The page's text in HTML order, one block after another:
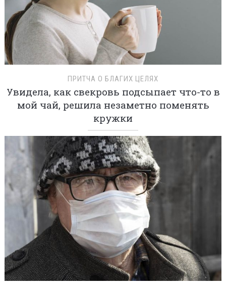
ПРИТЧА О БЛАГИХ ЦЕЛЯХ
Увидела, как свекровь подсыпает что-то в
мой чай, решила незаметно поменять
кружки